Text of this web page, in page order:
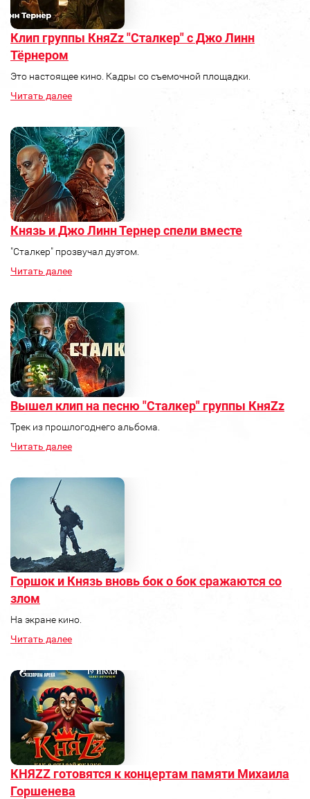
Клип группы КняZz "Сталкер" с Джо Линн
Тёрнером
Это настоящее кино. Кадры со съемочной площадки.
Читать далее
Князь и Джо Линн Тернер спели вместе
"Сталкер" прозвучал дуэтом.
Читать далее
Вышел клип на песню "Сталкер" группы КняZz
Трек из прошлогоднего альбома.
Читать далее
Горшок и Князь вновь бок о бок сражаются со
злом
На экране кино.
Читать далее
КНЯZZ готовятся к концертам памяти Михаила
Горшенева